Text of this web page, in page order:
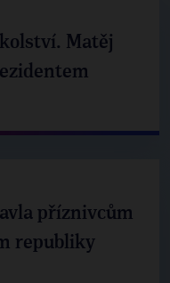
Matěj
příznivcům
republiky